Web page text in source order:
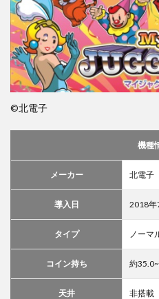
©北電子
機種
メーカー 北電子
導入日 2018年
タイプ ノーマ
コイン持ち 約
天井 非搭載